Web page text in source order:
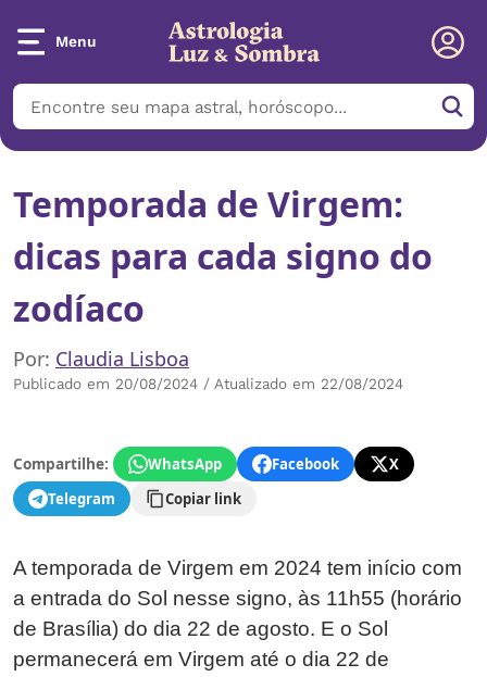
Menu
Temporada de Virgem:
dicas para cada signo do
zodíaco
Por: Claudia Lisboa
Publicado em 20/08/2024 / Atualizado em 22/08/2024
Compartilhe: WhatsApp Facebook
X
Telegram
Copiar link
A temporada de Virgem em 2024 tem início com
a entrada do Sol nesse signo, às 11h55 (horário
de Brasília) do dia 22 de agosto. E o Sol
permanecerá em Virgem até o dia 22 de